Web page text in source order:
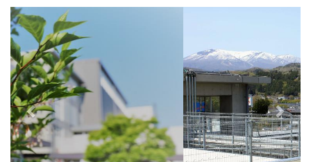
p
r
e
v
i
o
u
s
x
t